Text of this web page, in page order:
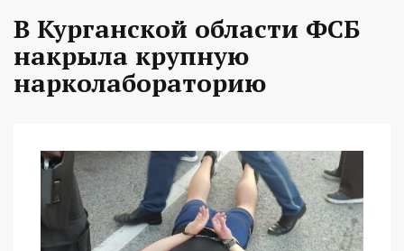
В Курганской области ФСБ
накрыла крупную
нарколабораторию